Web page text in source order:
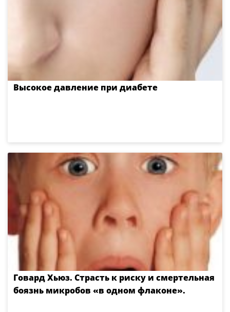
Высокое давление при диабете
Говард Хьюз. Страсть к риску и смертельная
боязнь микробов «в одном флаконе».